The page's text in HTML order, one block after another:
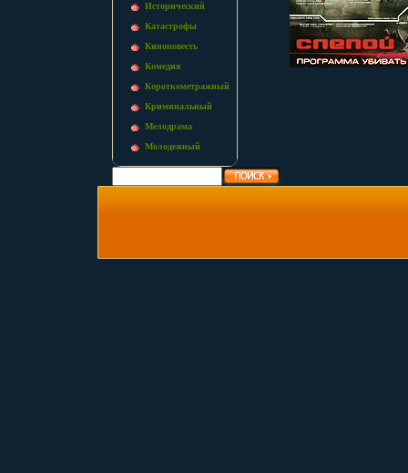
Исторический
Катастрофы
Киноповесть
Комедия
Короткометражный
Криминальный
Мелодрама
Молодежный